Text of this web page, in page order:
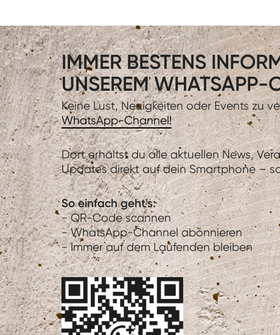
IMMER BESTENS
UNSEREM WHATSAPP-
Keine Lust, Neuigkeiten oder Events zu
WhatsApp-Channel!
Dort erhältst du alle aktuellen News,
Updates direkt auf dein Smartphone –
So einfach geht's:
- QR-Code scannen
- WhatsApp-Channel abonnieren
- Immer auf dem Laufenden bleiben